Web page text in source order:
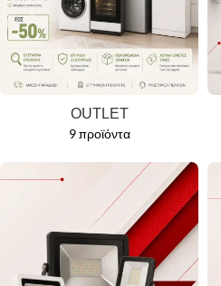
OUTLET
9 προϊόντα